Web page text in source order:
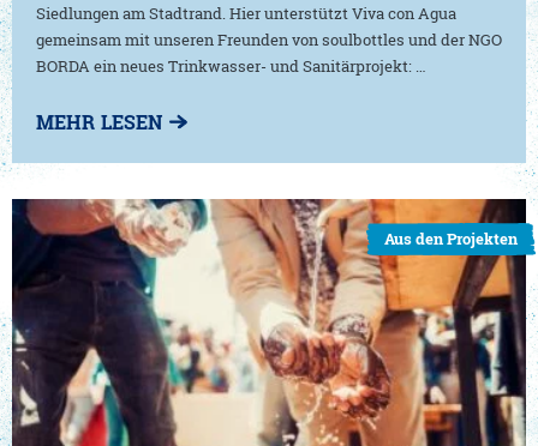
Siedlungen am Stadtrand. Hier unterstützt Viva con Agua
gemeinsam mit unseren Freunden von soulbottles und der NGO
BORDA ein neues Trinkwasser- und Sanitärprojekt: …
MEHR LESEN
Aus den Projekten